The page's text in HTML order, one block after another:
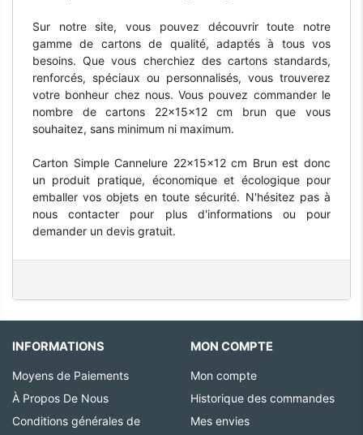
Sur notre site, vous pouvez découvrir toute notre
gamme de cartons de qualité, adaptés à tous vos
besoins. Que vous cherchiez des cartons standards,
renforcés, spéciaux ou personnalisés, vous trouverez
votre bonheur chez nous. Vous pouvez commander le
nombre de cartons 22x15x12 cm brun que vous
souhaitez, sans minimum ni maximum.
Carton Simple Cannelure 22x15x12 cm Brun est donc
un produit pratique, économique et écologique pour
emballer vos objets en toute sécurité. N'hésitez pas à
nous contacter pour plus d'informations ou pour
demander un devis gratuit.
INFORMATIONS
Moyens de Paiements
À Propos De Nous
Conditions générales de
MON COMPTE
Mon compte
Historique des commandes
Mes envies